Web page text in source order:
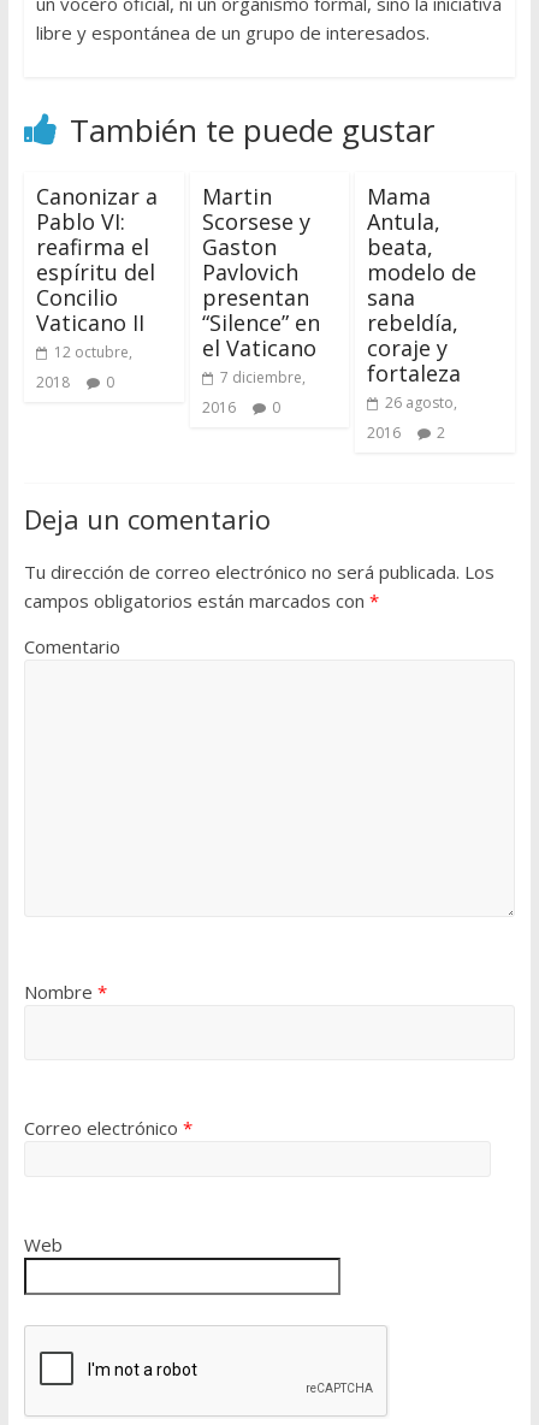
libre y espontánea de un grupo de interesados.
También te puede gustar
Canonizar a
Pablo VI:
reafirma el
espíritu del
Concilio
Vaticano II
12 octubre,
2018
0
Martin
Scorsese y
Gaston
Pavlovich
presentan
“Silence” en
el Vaticano
7 diciembre,
2016
0
Mama
Antula,
beata,
modelo de
sana
rebeldía,
coraje y
fortaleza
26 agosto,
2016
2
Deja un comentario
Tu dirección de correo electrónico no será publicada. Los
campos obligatorios están marcados con *
Comentario
Nombre *
Correo electrónico *
Web